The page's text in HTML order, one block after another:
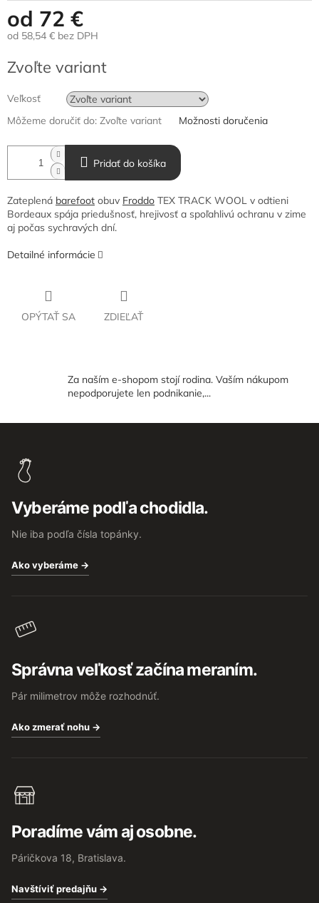
od 72 €
od 58,54 € bez DPH
cena:
Zvoľte variant
Veľkosť
Môžeme doručiť do: Zvoľte variant Možnosti doručenia
Pridať do košíka
Zateplená barefoot obuv Froddo TEX TRACK WOOL v odtieni
Bordeaux spája priedušnosť, hrejivosť a spoľahlivú ochranu v zime
aj počas sychravých dní.
Detailné informácie
OPÝTAŤ SA ZDIEĽAŤ
Za naším e-shopom stojí rodina. Vaším nákupom
nepodporujete len podnikanie,...
Vyberáme podľa chodidla.
Nie iba podľa čísla topánky.
Ako vyberáme →
Správna veľkosť začína meraním.
Pár milimetrov môže rozhodnúť.
Ako zmerať nohu →
Poradíme vám aj osobne.
Páričkova 18, Bratislava.
Navštíviť predajňu →